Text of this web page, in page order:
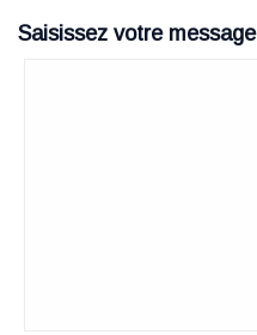
Saisissez votre message